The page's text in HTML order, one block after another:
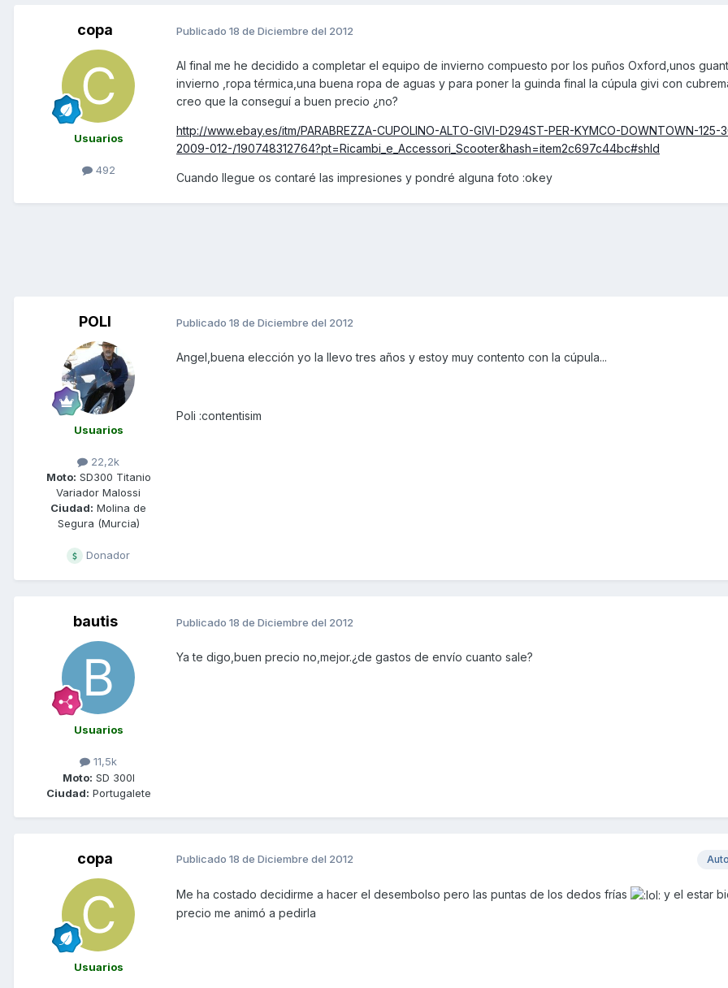
copa
Usuarios
492
Publicado 18 de Diciembre del 2012
Al final me he decidido a completar el equipo de invierno compuesto por los puños Oxford,unos
invierno ,ropa térmica,una buena ropa de aguas y para poner la guinda final la cúpula givi con
creo que la conseguí a buen precio ¿no?
http://www.ebay.es/itm/PARABREZZA-CUPOLINO-ALTO-GIVI-D294ST-PER-KYMCO-DOWNTOWN-125-
2009-012-/190748312764?pt=Ricambi_e_Accessori_Scooter&hash=item2c697c44bc#shId
Cuando llegue os contaré las impresiones y pondré alguna foto :okey
POLI
Usuarios
22,2k
Moto: SD300 Titanio
Variador Malossi
Ciudad: Molina de
Segura (Murcia)
Donador
Publicado 18 de Diciembre del 2012
Angel,buena elección yo la llevo tres años y estoy muy contento con la cúpula...
Poli :contentisim
bautis
Usuarios
11,5k
Moto: SD 300I
Ciudad: Portugalete
Publicado 18 de Diciembre del 2012
Ya te digo,buen precio no,mejor.¿de gastos de envío cuanto sale?
copa
Usuarios
Publicado 18 de Diciembre del 2012
Me ha costado decidirme a hacer el desembolso pero las puntas de los dedos frías
y el estar
precio me animó a pedirla